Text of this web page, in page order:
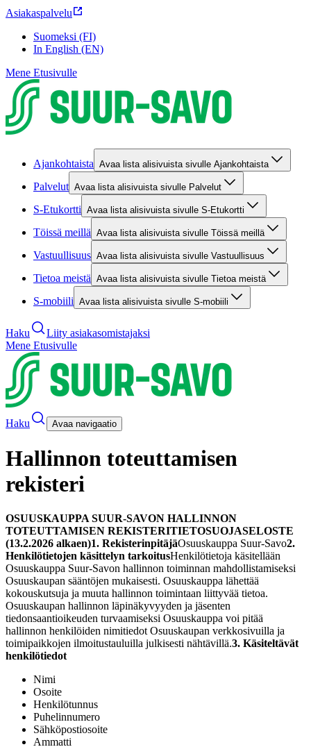
Asiakaspalvelu
Suomeksi (FI)
In English (EN)
Mene Etusivulle
Ajankohtaista Avaa lista alisivuista sivulle Ajankohtaista
Palvelut Avaa lista alisivuista sivulle Palvelut
S-Etukortti Avaa lista alisivuista sivulle S-Etukortti
Töissä meillä Avaa lista alisivuista sivulle Töissä meillä
Vastuullisuus Avaa lista alisivuista sivulle Vastuullisuus
Tietoa meistä Avaa lista alisivuista sivulle Tietoa meistä
S-mobiili Avaa lista alisivuista sivulle S-mobiili
Haku
Liity asiakasomistajaksi
Mene Etusivulle
Haku Avaa navigaatio
Hallinnon toteuttamisen
rekisteri
OSUUSKAUPPA SUUR-SAVON HALLINNON
TOTEUTTAMISEN REKISTERITIETOSUOJASELOSTE
(13.2.2026 alkaen)1. RekisterinpitäjäOsuuskauppa Suur-Savo2.
Henkilötietojen käsittelyn tarkoitusHenkilötietoja käsitellään
Osuuskauppa Suur-Savon hallinnon toiminnan mahdollistamiseksi
Osuuskaupan sääntöjen mukaisesti. Osuuskauppa lähettää
kokouskutsuja ja muuta hallinnon toimintaan liittyvää tietoa.
Osuuskaupan hallinnon läpinäkyvyyden ja jäsenten
tiedonsaantioikeuden turvaamiseksi Osuuskauppa voi pitää
hallinnon henkilöiden nimitiedot Osuuskaupan verkkosivuilla ja
toimipaikkojen ilmoitustauluilla julkisesti nähtävillä.3. Käsiteltävät
henkilötiedot
Nimi
Osoite
Henkilötunnus
Puhelinnumero
Sähköpostiosoite
Ammatti